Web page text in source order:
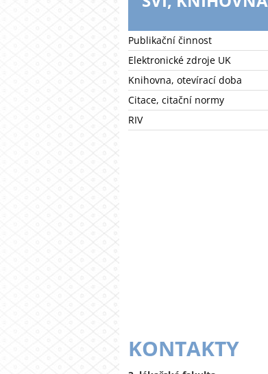
Publikační činnost
Elektronické zdroje UK
Knihovna, otevírací doba
Citace, citační normy
RIV
KONTAKTY